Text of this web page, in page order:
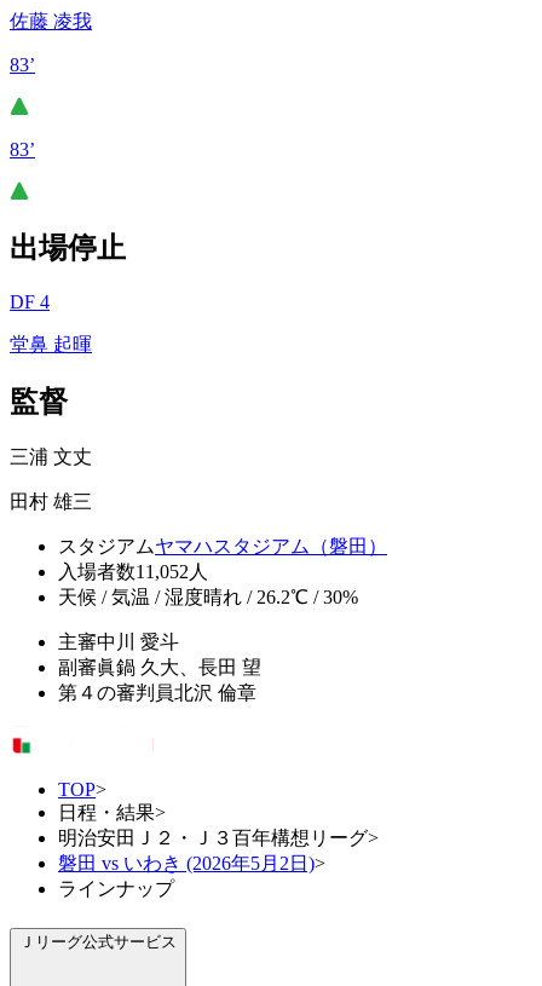
佐藤 凌我
83’
83’
出場停止
DF 4
堂鼻 起暉
監督
三浦 文丈
田村 雄三
スタジアムヤマハスタジアム（磐田）
入場者数11,052人
天候 / 気温 / 湿度晴れ / 26.2℃ / 30%
主審中川 愛斗
副審眞鍋 久大、長田 望
第４の審判員北沢 倫章
TOP>
日程・結果>
明治安田Ｊ２・Ｊ３百年構想リーグ>
磐田 vs いわき (2026年5月2日)>
ラインナップ
Ｊリーグ公式サービス